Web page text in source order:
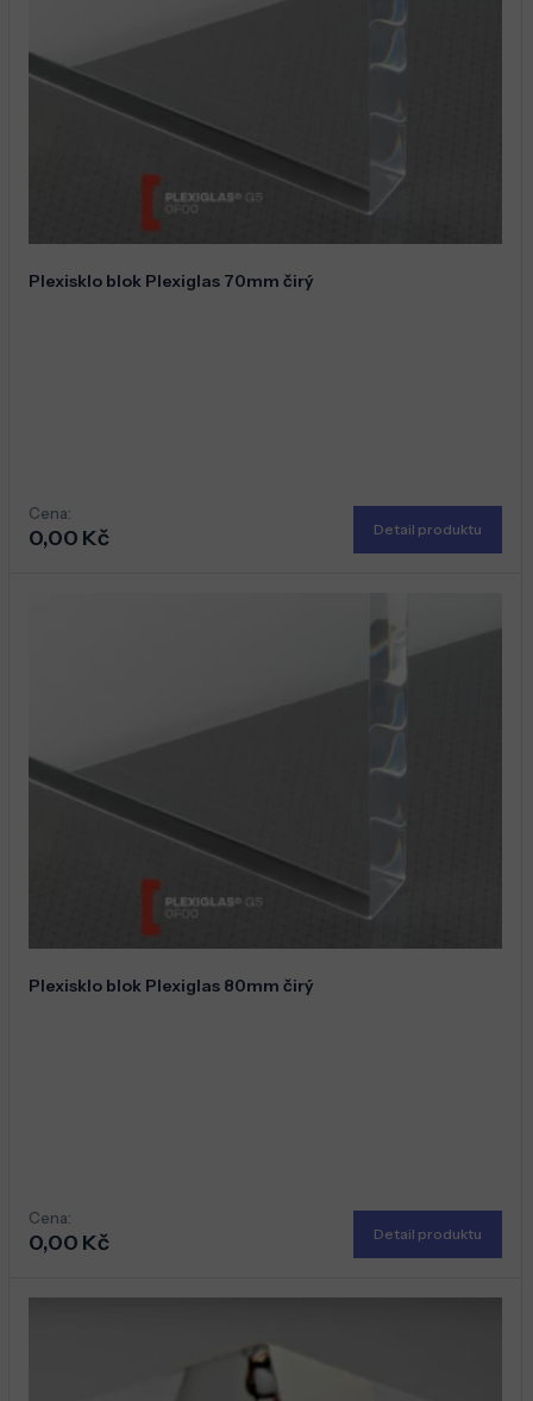
Plexisklo blok Plexiglas 70mm čirý
Cena:
0,00 Kč Detail produktu
Plexisklo blok Plexiglas 80mm čirý
Cena:
0,00 Kč Detail produktu